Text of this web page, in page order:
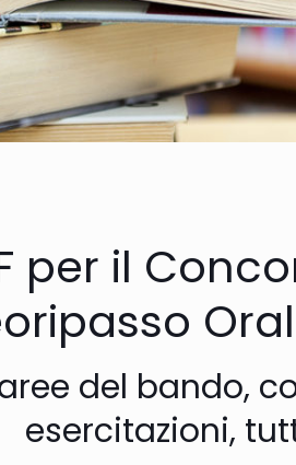
per il
del bando,
esercitazioni,